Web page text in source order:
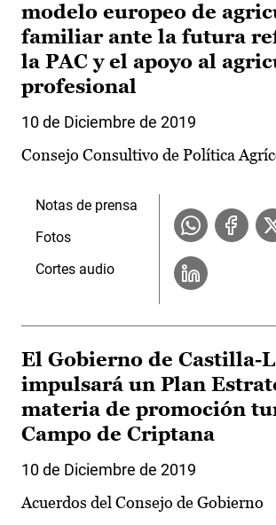
modelo europeo de
familiar ante la futura
la PAC y el apoyo al
profesional
10 de Diciembre de 2019
Consejo Consultivo de Política
Notas de prensa
Fotos
Cortes audio
El Gobierno de Castilla-
impulsará un Plan
materia de promoción
Campo de Criptana
10 de Diciembre de 2019
Acuerdos del Consejo de Gobierno